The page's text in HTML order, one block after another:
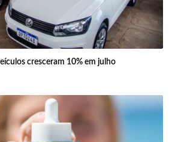
cresceram 10% em julho